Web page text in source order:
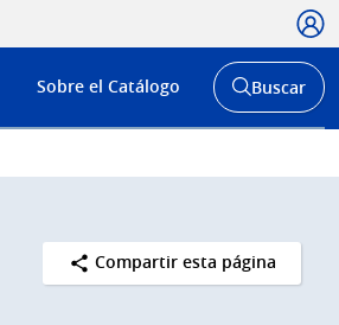
Menú
de
Sobre el Catálogo
Abrir
buscador
Buscar
Compartir esta página